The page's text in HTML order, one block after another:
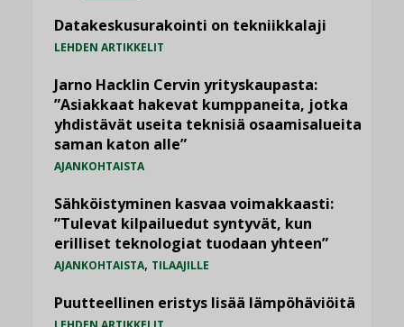
Datakeskusurakointi on tekniikkalaji
LEHDEN ARTIKKELIT
Jarno Hacklin Cervin yrityskaupasta:
”Asiakkaat hakevat kumppaneita, jotka
yhdistävät useita teknisiä osaamisalueita
saman katon alle”
AJANKOHTAISTA
Sähköistyminen kasvaa voimakkaasti:
”Tulevat kilpailuedut syntyvät, kun
erilliset teknologiat tuodaan yhteen”
AJANKOHTAISTA, TILAAJILLE
Puutteellinen eristys lisää lämpöhäviöitä